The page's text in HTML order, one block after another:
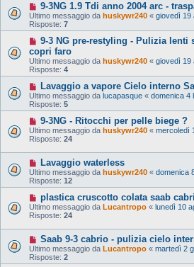
9-3NG 1.9 Tdi anno 2004 arc -
Ultimo messaggio da huskywr240 « giovedì 19
Risposte: 7
9-3 NG pre-restyling - Pulizia
copri faro
Ultimo messaggio da huskywr240 « giovedì 19
Risposte: 4
Lavaggio a vapore Cielo interno
Ultimo messaggio da lucapasque « domenica 4
Risposte: 5
9-3NG - Ritocchi per pelle biege ?
Ultimo messaggio da huskywr240 « mercoledì
Risposte: 24
Lavaggio waterless
Ultimo messaggio da huskywr240 « domenica
Risposte: 12
plastica cruscotto colata saab
Ultimo messaggio da Lucantropo « lunedì 10
Risposte: 24
Saab 9-3 cabrio - pulizia cielo
Ultimo messaggio da Lucantropo « martedì 2
Risposte: 2